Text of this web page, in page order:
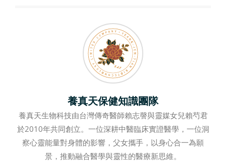
養真天保健知識團隊
養真天生物科技由台灣傳奇醫師賴志謦與靈媒女兒賴芍君
於2010年共同創立。一位深耕中醫臨床實證醫學，一位洞
察心靈能量對身體的影響，父女攜手，以身心合一為願
景，推動融合醫學與靈性的醫療新思維。